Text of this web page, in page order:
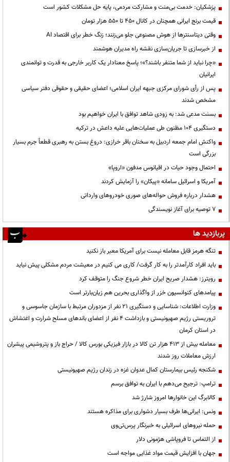
پزشکیان: خدمت بی‌منت و مشارکت مردمی، پایه حل مشکلات کشور است
قیمت‌ برنج ایرانی همچنان در کانال ۴۵۰ تا ۵۵۰ هزار تومان
وقتی دیتاسنترها از هوش مصنوعی جلو می‌زنند؛ زنگ خطر برای اقتصاد AI
از خبرسازی تا جریان‌سازی نقشه راه مدیران هوشمند
«چرا نباید از شما متنفر باشند؟»؛ پاسخ معنادار یک کاربر خارجی به قدرت و توانمندی
ایرانیان
پس از رأی شورای مرکزی جبهه ایران اسلامی؛ اعضای حقیقی و حقوقی دفتر سیاسی
مشخص شدند
بسنت مدعی شد: به زودی شاهد توافق با ایران خواهیم بود
دستگیری ۱۰۴ مظنون طی عملیات‌هایی علیه داعش در ترکیه
واکنش امام جمعه اردبیل به سخنان باقر خرازی: دروغ بستن به رهبری قطعاً جرم بسیار
بزرگی است
احتمال وجود حیات در اقیانوس مدفون «اروپا»
آمریکا و اسرائیل سامانه «پیکان» را آزمایش کردند
هشدار درباره فروش حواله‌های صوری خودروهای وارداتی
۷ توصیه برای آغاز نویسندگی
پربازدید ها
تنگه هرمز قابل معامله نیست برای آمریکا معبر باز نکنید
باید افراد کارآمدتر را به کار گرفت/ کاری می کنیم در معیشت مردم مشکلی پیش نیاید
رویترز: هشدار صریح ایران خطر شروع جنگ را متوقف کرد
پیامدهای کنوانسیون خزر از واگذاری بحرین هم زیان‌بارتر است
وزارت اطلاعات: شناسایی و دستگیری ۲۱ نفر از مزدوران مرتبط با سازمان جاسوسی و
تروریستی رژیم صهیونیستی و بازداشت ۴ نفر از اعضای باندهای مسلح شرارت و اغتشاش
در استان کرمان
معامله بیش از ۴۱۳ هزار تن کالا در بازار فیزیکی بورس کالا / حراج باز و پتروشیمی پیشران
ارزش معاملات روز شدند
شکنجه رئیس بیمارستان کمال عدوان غزه در زندان رژیم صهیونیستی
ترامپ: ترجیح می‌دهم با ایران به توافق برسم
کالابرگ این خانوارها امروز شارژ شد
ونس: ایرانی‌ها طرف بسیار دشواری برای مذاکره هستند
حمله نیروهای اسرائیلی به خبرنگار پرس‌تی‌وی
از التماس تا فروپاشی هژمونی دلار
جهان با افزایش قیمت مواد غذایی مواجه است